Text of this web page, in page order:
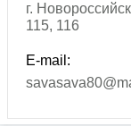
г.
115, 116
E-mail: